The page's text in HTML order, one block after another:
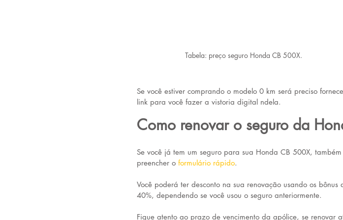
Tabela: preço seguro Honda CB 500X.
Se você estiver comprando o modelo 0 km será preciso
link para você fazer a vistoria digital ndela.
Como renovar o seguro da
Se você já tem um seguro para sua Honda CB 500X,
preencher o formulário rápido.
Você poderá ter desconto na sua renovação usando os
40%, dependendo se você usou o seguro anteriormente.
Fique atento ao prazo de vencimento da apólice, se renovar